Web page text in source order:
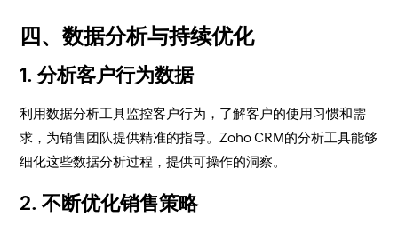
四、数据分析与持续优化
1. 分析客户行为数据
利用数据分析工具监控客户行为，了解客户的使用习惯和需
求，为销售团队提供精准的指导。Zoho CRM的分析工具能够
细化这些数据分析过程，提供可操作的洞察。
2. 不断优化销售策略